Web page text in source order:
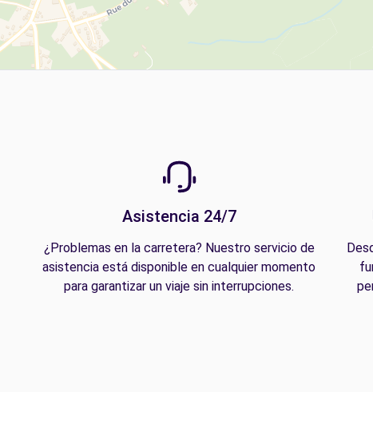
Asistencia 24/7
¿Problemas en la carretera? Nuestro servicio de
asistencia está disponible en cualquier momento
para garantizar un viaje sin interrupciones.